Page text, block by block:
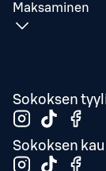
Maksaminen
Sokoksen
Sokoksen